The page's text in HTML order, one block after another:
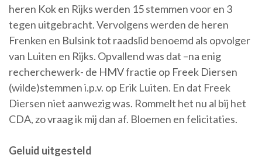
heren Kok en Rijks werden 15 stemmen voor en 3
tegen uitgebracht. Vervolgens werden de heren
Frenken en Bulsink tot raadslid benoemd als opvolger
van Luiten en Rijks. Opvallend was dat –na enig
recherchewerk- de HMV fractie op Freek Diersen
(wilde)stemmen i.p.v. op Erik Luiten. En dat Freek
Diersen niet aanwezig was. Rommelt het nu al bij het
CDA, zo vraag ik mij dan af. Bloemen en felicitaties.
Geluid uitgesteld